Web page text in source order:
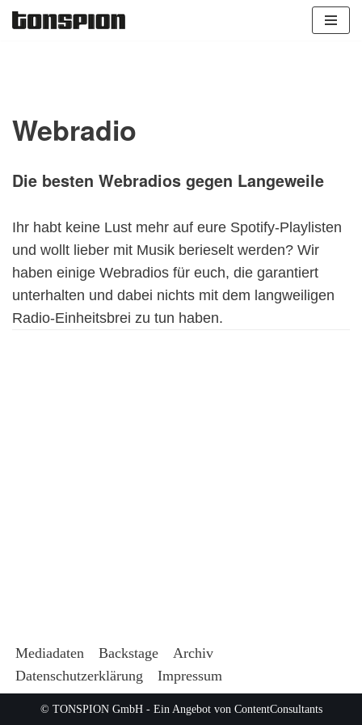
Webradio
Die besten Webradios gegen Langeweile
Ihr habt keine Lust mehr auf eure Spotify-Playlisten
und wollt lieber mit Musik berieselt werden? Wir
haben einige Webradios für euch, die garantiert
unterhalten und dabei nichts mit dem langweiligen
Radio-Einheitsbrei zu tun haben.
Mediadaten Backstage
Archiv
Datenschutzerklärung
Impressum
© TONSPION GmbH - Ein Angebot von ContentConsultants